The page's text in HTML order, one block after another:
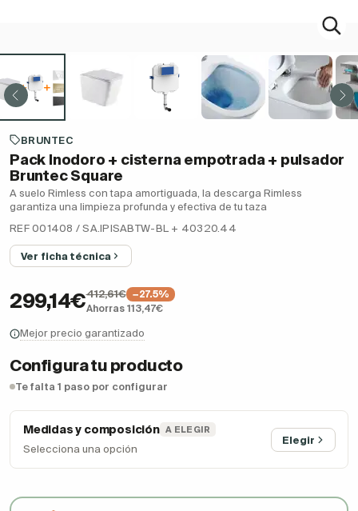
BRUNTEC
Pack Inodoro + cisterna empotrada + pulsador
Bruntec Square
A suelo Rimless con tapa amortiguada, la descarga Rimless
garantiza una limpieza profunda y efectiva de tu taza
REF 001408 / SA.IPISABTW-BL + 40320.44
Ver ficha técnica
299,14€412,61€
−27.5%
Ahorras 113,47€
Mejor precio garantizado
Configura tu producto
Te falta 1 paso por configurar
Medidas y composición A ELEGIR
Selecciona una opción
Elegir